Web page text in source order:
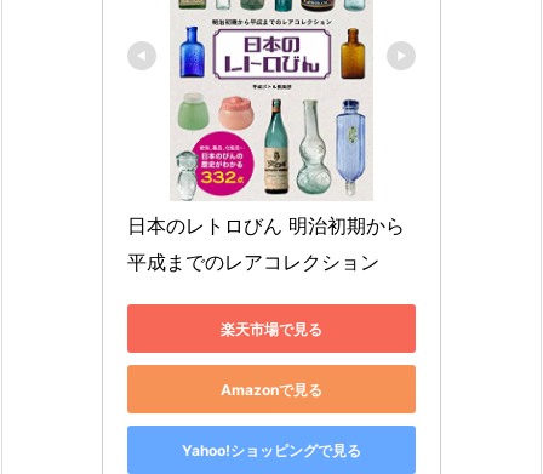
日本のレトロびん 明治初期から
平成までのレアコレクション
楽天市場で見る
Amazonで見る
Yahoo!ショッピングで見る